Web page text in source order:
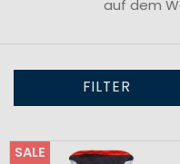
auf dem
FILTER
SALE